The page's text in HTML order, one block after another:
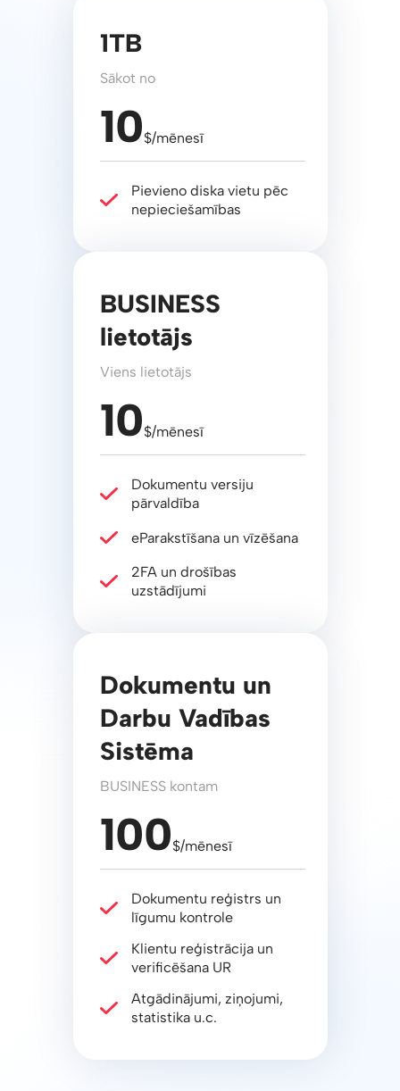
1TB
Sākot no
10$/mēnesī
Pievieno diska vietu pēc
nepieciešamības
BUSINESS
lietotājs
Viens lietotājs
10$/mēnesī
Dokumentu versiju
pārvaldība
eParakstīšana un vīzēšana
2FA un drošības
uzstādījumi
Dokumentu un
Darbu Vadības
Sistēma
BUSINESS kontam
100$/mēnesī
Dokumentu reģistrs un
līgumu kontrole
Klientu reģistrācija un
verificēšana UR
Atgādinājumi, ziņojumi,
statistika u.c.